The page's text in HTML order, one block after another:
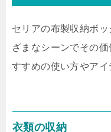
セリアの布製収納ボ
ざまなシーンでその
すすめの使い方やアイ
衣類の収納